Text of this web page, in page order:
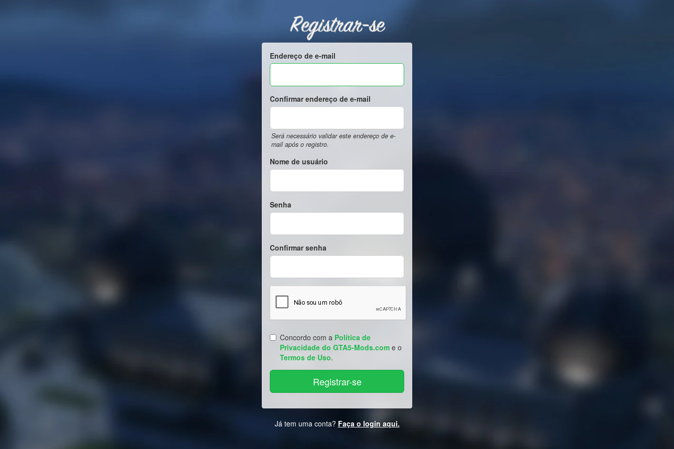
Registrar-se
Endereço de e-mail
Confirmar endereço de e-mail
Será necessário validar este endereço de e-
mail após o registro.
Nome de usuário
Senha
Confirmar senha
Concordo com a Política de
Privacidade do GTA5-Mods.com e o
Termos de Uso.
Já tem uma conta? Faça o login aqui.